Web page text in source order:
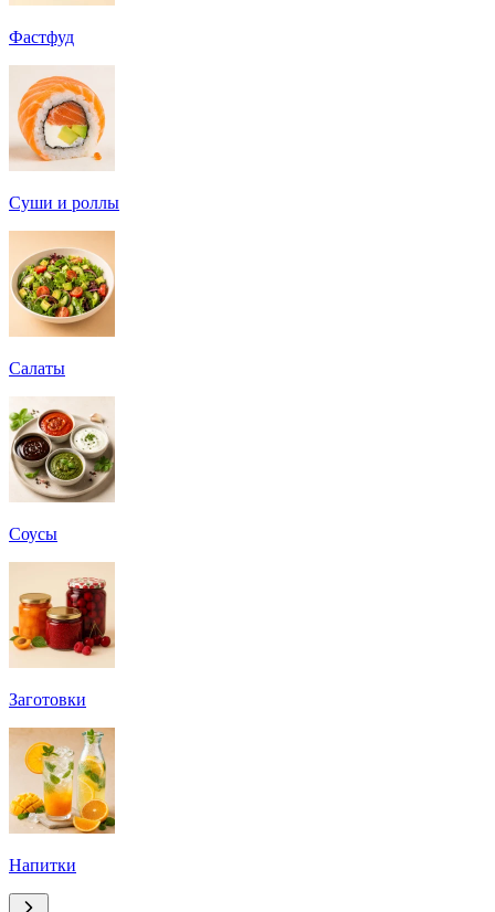
Фастфуд
Суши и роллы
Салаты
Соусы
Заготовки
Напитки